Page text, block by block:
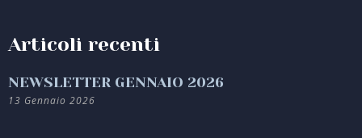
Articoli recenti
NEWSLETTER GENNAIO 2026
13 Gennaio 2026